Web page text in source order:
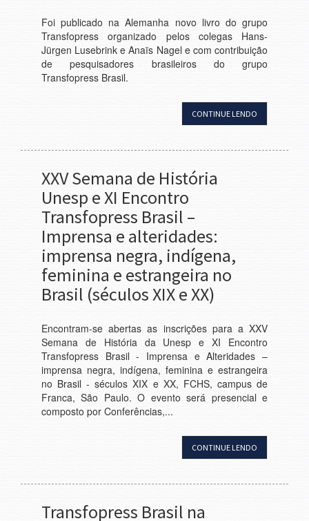
Foi publicado na Alemanha novo livro do grupo
Transfopress organizado pelos colegas Hans-
Jürgen Lusebrink e Anaïs Nagel e com contribuição
de pesquisadores brasileiros do grupo
Transfopress Brasil.
CONTINUE LENDO
XXV Semana de História
Unesp e XI Encontro
Transfopress Brasil –
Imprensa e alteridades:
imprensa negra, indígena,
feminina e estrangeira no
Brasil (séculos XIX e XX)
Encontram-se abertas as inscrições para a XXV
Semana de História da Unesp e XI Encontro
Transfopress Brasil - Imprensa e Alteridades –
imprensa negra, indígena, feminina e estrangeira
no Brasil - séculos XIX e XX, FCHS, campus de
Franca, São Paulo. O evento será presencial e
composto por Conferências,...
CONTINUE LENDO
Transfopress Brasil na